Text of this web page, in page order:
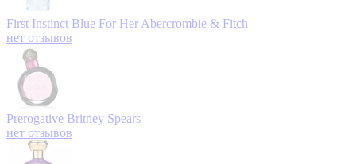
First Instinct Blue For Her Abercrombie & Fitch
нет отзывов
Prerogative Britney Spears
нет отзывов